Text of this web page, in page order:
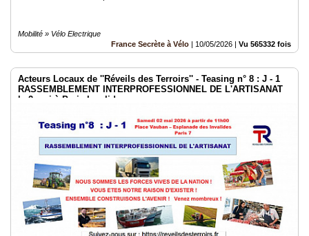
Mobilité » Vélo Electrique
France Secrète à Vélo | 10/05/2026 | Vu 565332 fois
Acteurs Locaux de ''Réveils des Terroirs'' - Teasing n° 8 : J - 1
RASSEMBLEMENT INTERPROFESSIONNEL DE L'ARTISANAT
le 2 mai à Paris Invalides